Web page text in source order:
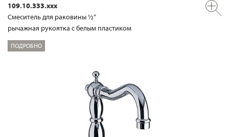
109.10.333.xxx
Смеситель для раковины ½“
рычажная рукоятка с белым пластиком
ПОДРОБНО